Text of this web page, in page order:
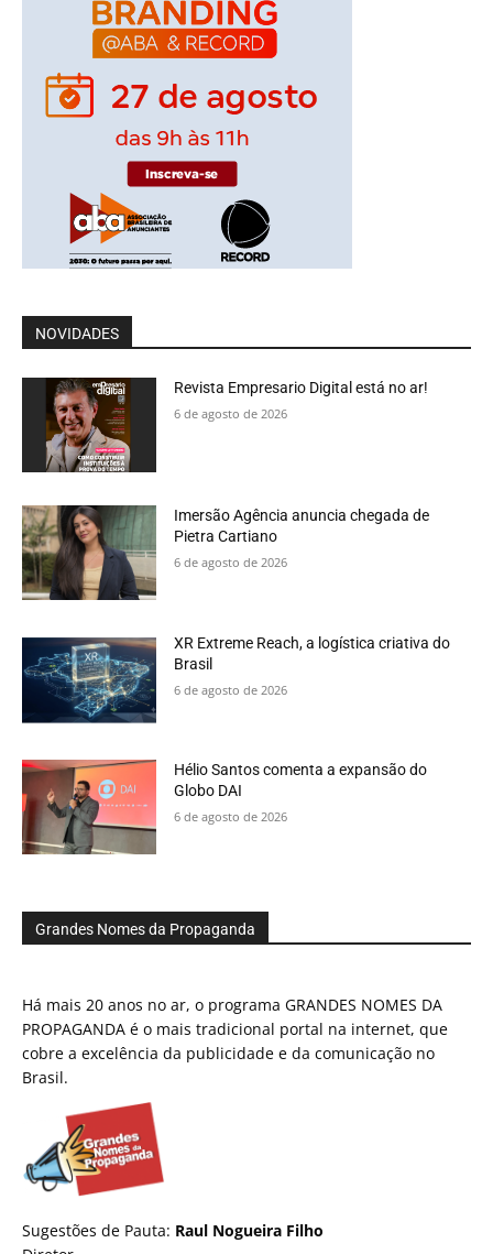
NOVIDADES
Revista Empresario Digital está no ar!
6 de agosto de 2026
Imersão Agência anuncia chegada de
Pietra Cartiano
6 de agosto de 2026
XR Extreme Reach, a logística criativa do
Brasil
6 de agosto de 2026
Hélio Santos comenta a expansão do
Globo DAI
6 de agosto de 2026
Grandes Nomes da Propaganda
Há mais 20 anos no ar, o programa GRANDES NOMES DA
PROPAGANDA é o mais tradicional portal na internet, que
cobre a excelência da publicidade e da comunicação no
Brasil.
Sugestões de Pauta: Raul Nogueira Filho